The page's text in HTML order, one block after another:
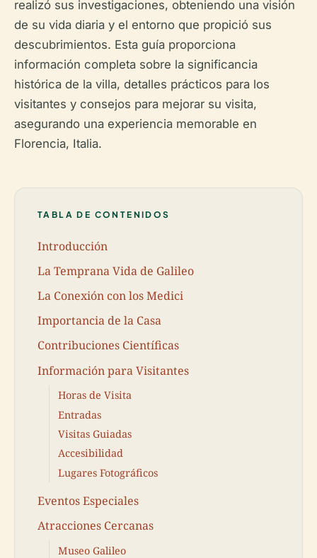
realizó sus investigaciones, obteniendo una visión
de su vida diaria y el entorno que propició sus
descubrimientos. Esta guía proporciona
información completa sobre la significancia
histórica de la villa, detalles prácticos para los
visitantes y consejos para mejorar su visita,
asegurando una experiencia memorable en
Florencia, Italia.
TABLA DE CONTENIDOS
Introducción
La Temprana Vida de Galileo
La Conexión con los Medici
Importancia de la Casa
Contribuciones Científicas
Información para Visitantes
Horas de Visita
Entradas
Visitas Guiadas
Accesibilidad
Lugares Fotográficos
Eventos Especiales
Atracciones Cercanas
Museo Galileo